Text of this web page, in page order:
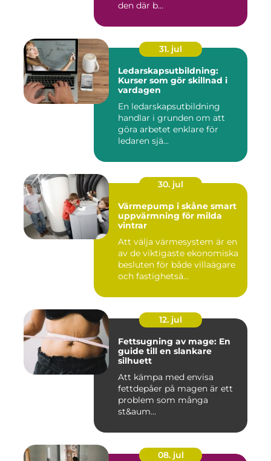
den där b...
31. jul
Ledarskapsutbildning:
Kurser som gör skillnad i
vardagen
En ledarskapsutbildning
handlar i grunden om att
göra arbetet enklare för
ledaren sjä...
30. jul
Värmepump i skåne smart
uppvärmning för milda
vintrar
Att välja värmesystem är en
av de viktigaste ekonomiska
besluten för både villaägare
och fastighetsä...
12. jul
Fettsugning av mage: En
guide till en slankare
silhuett
Att kämpa med envisa
fettdepåer på magen är ett
problem som många
st&aum...
08. jul